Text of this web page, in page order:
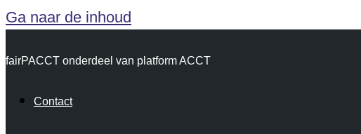
Ga naar de inhoud
fairPACCT onderdeel van platform ACCT
Contact